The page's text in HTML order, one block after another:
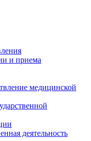
и приема
медицинской
деятельность